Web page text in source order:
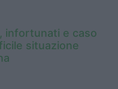
infortunati e caso
situazione